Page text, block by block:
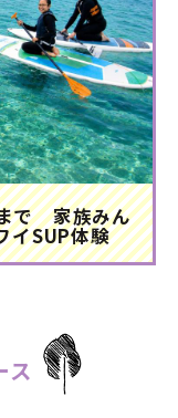
で 家族みん
SUP体験
ス